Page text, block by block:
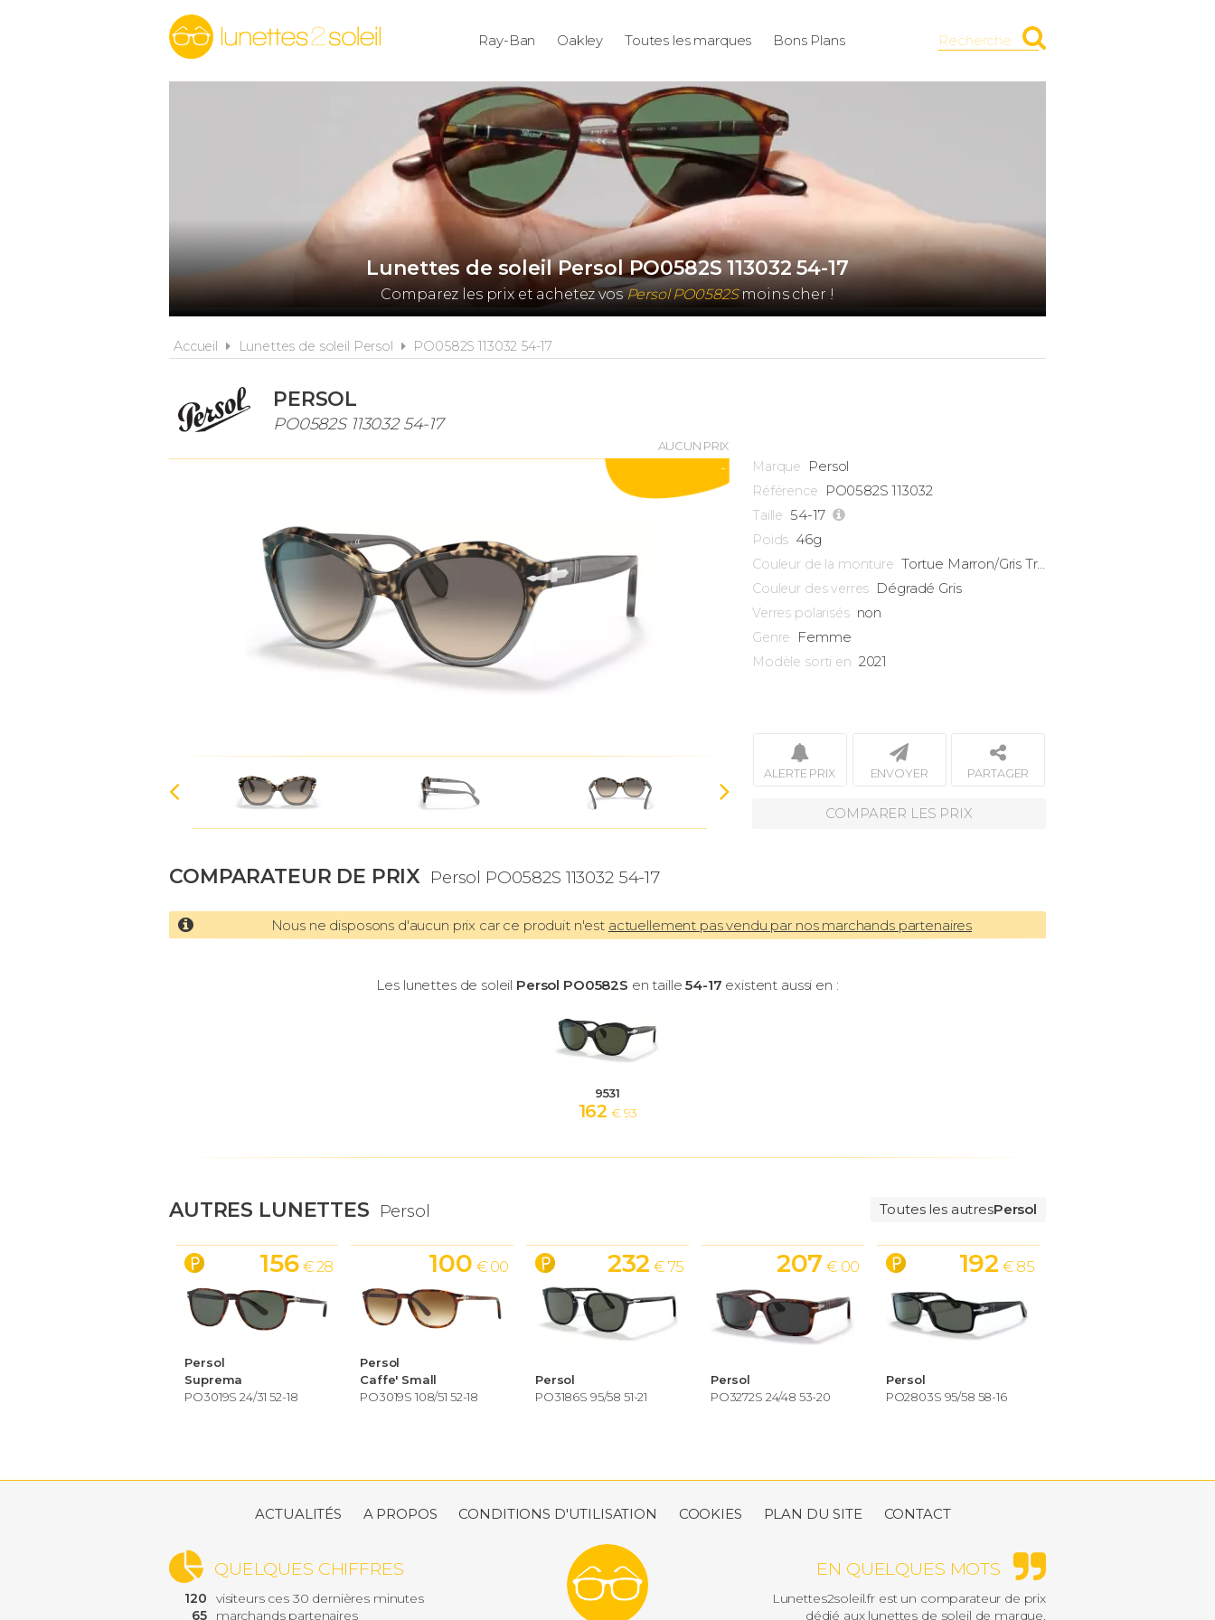
Ray-Ban Oakley Toutes les marques Bons Plans Recherche
Lunettes de soleil Persol PO0582S 113032 54-17
Comparez les prix et achetez vosPersol PO0582Smoins cher !
Accueil Lunettes de soleil Persol PO0582S 113032 54-17
PERSOL
PO0582S 113032 54-17
AUCUN PRIX
- Marque Persol
Référence PO0582S 113032
Taille 54-17
Poids 46g
Couleur de la monture Tortue Marron/Gris Transparent
Couleur des verres Dégradé Gris
Verres polarisés non
Genre Femme
Modèle sorti en 2021
ALERTE PRIX ENVOYER PARTAGER
COMPARER LES PRIX
COMPARATEUR DE PRIX Persol PO0582S 113032 54-17
Nous ne disposons d'aucun prix car ce produit n'est actuellement pas vendu par nos marchands partenaires
Les lunettes de soleil Persol PO0582S en taille54-17 existent aussi en :
9531
162 € 93
AUTRES LUNETTES Persol Toutes les autresPersol
Persol
Suprema
PO3019S 24/31 52-18
156 € 28
Persol
Caffe' Small
PO3019S 108/51 52-18
100 € 00
Persol
PO3186S 95/58 51-21
232 € 75
Persol
PO3272S 24/48 53-20
207 € 00
Persol
PO2803S 95/58 58-16
192 € 85
ACTUALITÉS A PROPOS CONDITIONS D'UTILISATION COOKIES PLAN DU SITE CONTACT
EN QUELQUES MOTS
Lunettes2soleil.fr est un comparateur de prix
dédié aux lunettes de soleil de marque.
QUELQUES CHIFFRES
120
visiteurs ces 30 dernières minutes
65
marchands partenaires